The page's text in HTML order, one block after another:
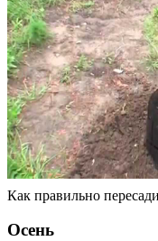
Как правильно
Осень